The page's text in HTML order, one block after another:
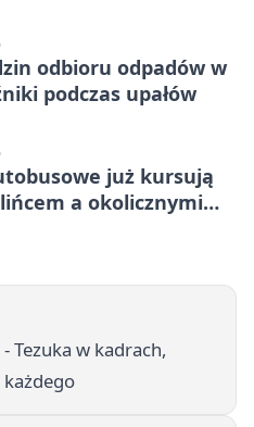
odbioru odpadów w
podczas upałów
już kursują
a okolicznymi
Tezuka w kadrach,